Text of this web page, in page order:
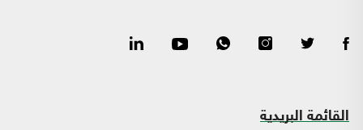
القائمة البريدية